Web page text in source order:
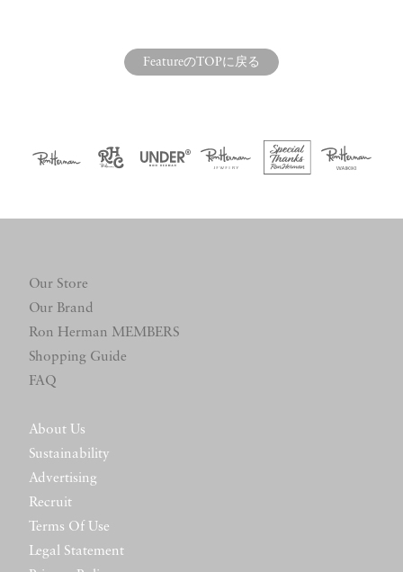
FeatureのTOPに戻る
Our Store
Our Brand
Ron Herman MEMBERS
Shopping Guide
FAQ
About Us
Sustainability
Advertising
Recruit
Terms Of Use
Legal Statement